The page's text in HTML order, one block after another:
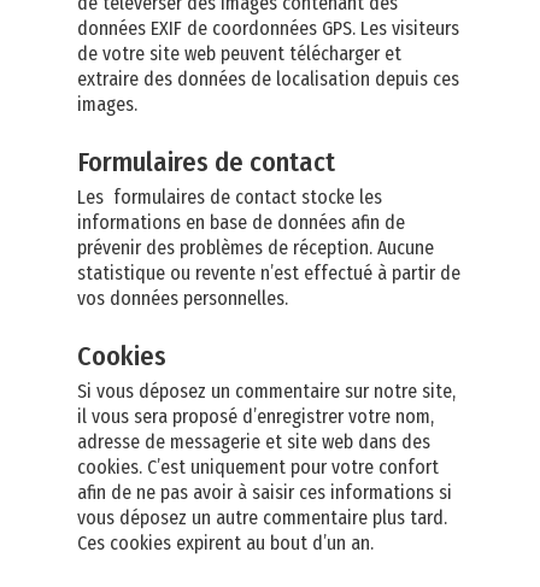
données EXIF de coordonnées GPS. Les visiteurs
de votre site web peuvent télécharger et
extraire des données de localisation depuis ces
images.
Formulaires de contact
Les formulaires de contact stocke les
informations en base de données afin de
prévenir des problèmes de réception. Aucune
statistique ou revente n’est effectué à partir de
vos données personnelles.
Cookies
Si vous déposez un commentaire sur notre site,
il vous sera proposé d’enregistrer votre nom,
adresse de messagerie et site web dans des
cookies. C’est uniquement pour votre confort
afin de ne pas avoir à saisir ces informations si
vous déposez un autre commentaire plus tard.
Ces cookies expirent au bout d’un an.